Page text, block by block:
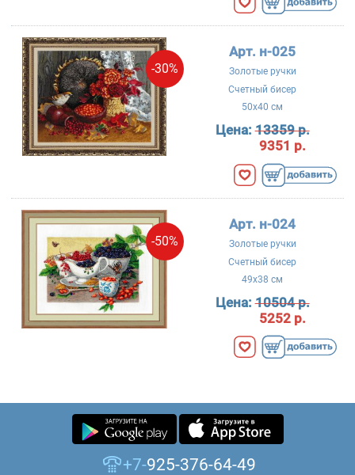
-30%
Арт. н-025
Золотые ручки
Счетный бисер
50x40 см
Цена:13359 р.
9351 р.
-50%
Арт. н-024
Золотые ручки
Счетный бисер
49x38 см
Цена:10504 р.
5252 р.
+7-925-376-64-49